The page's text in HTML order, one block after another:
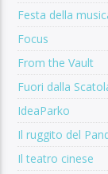
Festa della
Focus
From the Vault
Fuori dalla
IdeaParko
Il ruggito del
Il teatro cinese